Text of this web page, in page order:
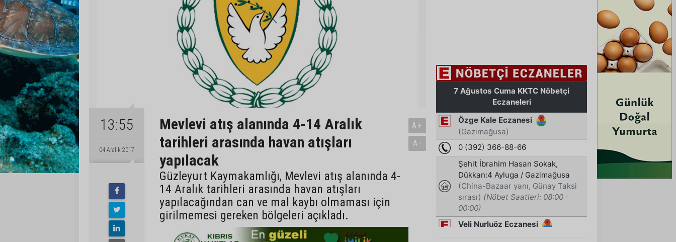
13:55
04 Aralık 2017
Mevlevi atış alanında 4-14 Aralık
tarihleri arasında havan atışları
yapılacak
Güzleyurt Kaymakamlığı, Mevlevi atış alanında 4-
14 Aralık tarihleri arasında havan atışları
yapılacağından can ve mal kaybı olmaması için
girilmemesi gereken bölgeleri açıkladı.
A+
A-